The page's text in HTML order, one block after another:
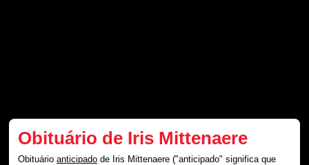
Obituário de Iris Mittenaere
Obituárioanticipado de Iris Mittenaere ("anticipado" significa que